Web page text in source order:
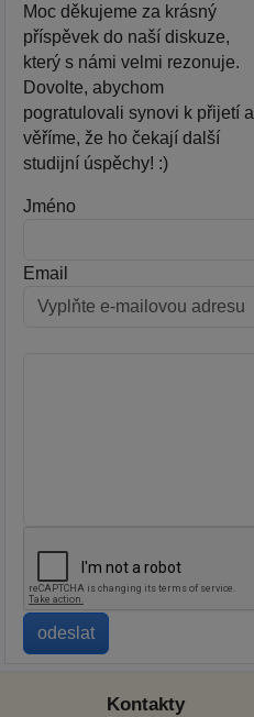
Moc děkujeme za krásný
příspěvek do naší diskuze,
který s námi velmi rezonuje.
Dovolte, abychom
pogratulovali synovi k přijetí a
věříme, že ho čekají další
studijní úspěchy! :)
Jméno
Email
Kontakty